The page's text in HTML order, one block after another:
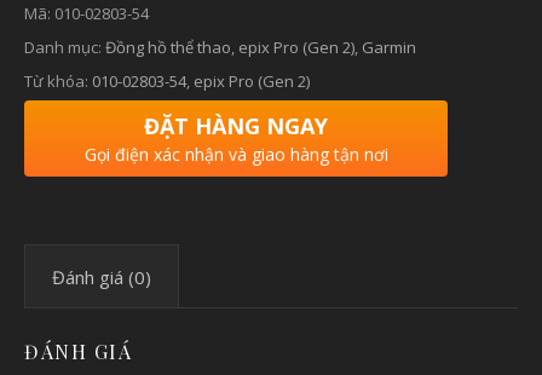
Mã: 010-02803-54
Danh mục: Đồng hồ thể thao epix Pro (Gen 2) Garmin
Từ khóa: 010-02803-54, epix Pro (Gen 2)
ĐẶT HÀNG NGAY
Gọi điện xác nhận và giao hàng tận nơi
Đánh giá (0)
ĐÁNH GIÁ